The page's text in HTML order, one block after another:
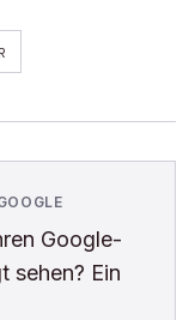
Google-
sehen? Ein